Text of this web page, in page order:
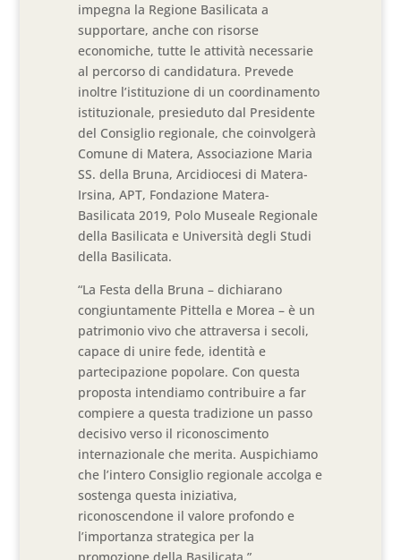
impegna la Regione Basilicata a
supportare, anche con risorse
economiche, tutte le attività necessarie
al percorso di candidatura. Prevede
inoltre l’istituzione di un coordinamento
istituzionale, presieduto dal Presidente
del Consiglio regionale, che coinvolgerà
Comune di Matera, Associazione Maria
SS. della Bruna, Arcidiocesi di Matera-
Irsina, APT, Fondazione Matera-
Basilicata 2019, Polo Museale Regionale
della Basilicata e Università degli Studi
della Basilicata.
“La Festa della Bruna – dichiarano
congiuntamente Pittella e Morea – è un
patrimonio vivo che attraversa i secoli,
capace di unire fede, identità e
partecipazione popolare. Con questa
proposta intendiamo contribuire a far
compiere a questa tradizione un passo
decisivo verso il riconoscimento
internazionale che merita. Auspichiamo
che l’intero Consiglio regionale accolga e
sostenga questa iniziativa,
riconoscendone il valore profondo e
l’importanza strategica per la